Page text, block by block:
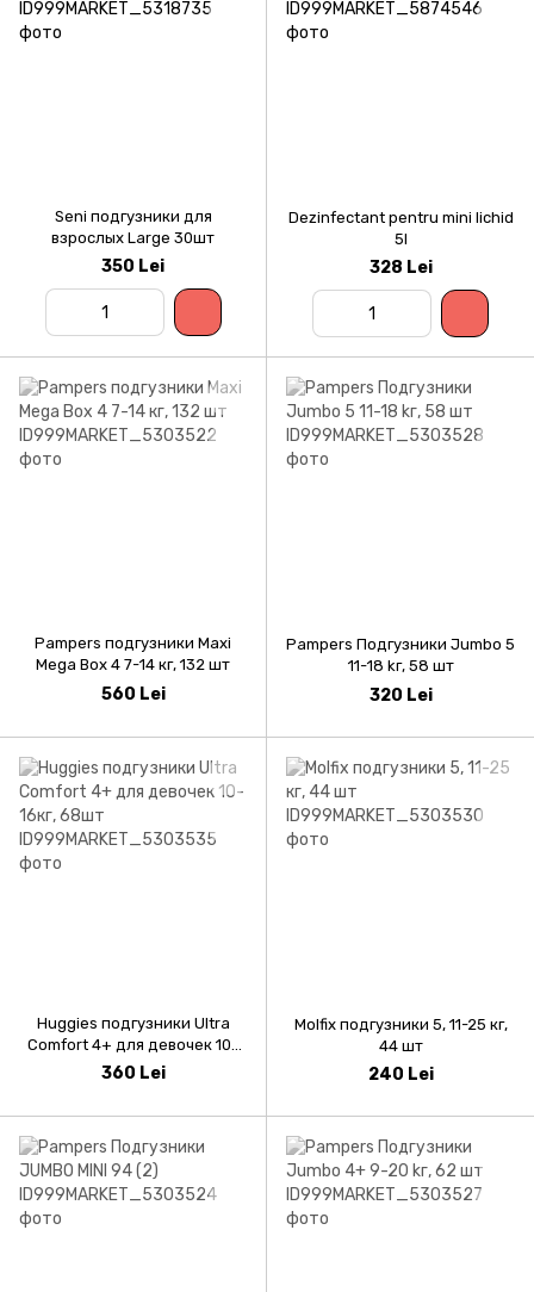
Seni подгузники для
взрослых Large 30шт
350 Lei
Dezinfectant pentru mini lichid
5l
328 Lei
Pampers подгузники Maxi
Mega Box 4 7-14 кг, 132 шт
560 Lei
Pampers Подгузники Jumbo 5
11-18 kг, 58 шт
320 Lei
Huggies подгузники Ultra
Comfort 4+ для девочек 10-
16кг, 68шт
360 Lei
Molfix подгузники 5, 11-25 кг,
44 шт
240 Lei